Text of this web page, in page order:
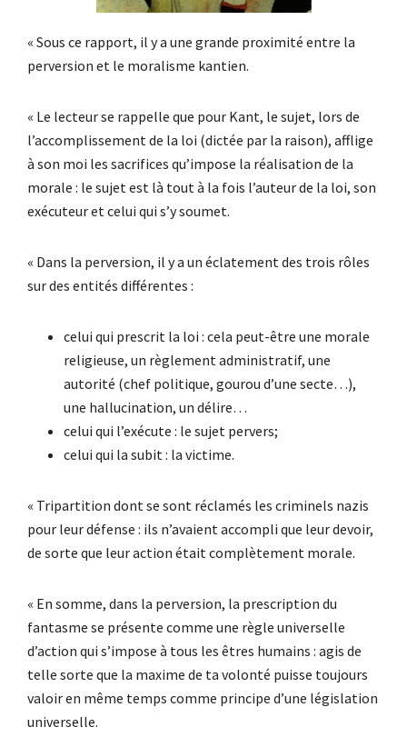
« Sous ce rapport, il y a une grande proximité entre la
perversion et le moralisme kantien.
« Le lecteur se rappelle que pour Kant, le sujet, lors de
l’accomplissement de la loi (dictée par la raison), afflige
à son moi les sacrifices qu’impose la réalisation de la
morale : le sujet est là tout à la fois l’auteur de la loi, son
exécuteur et celui qui s’y soumet.
« Dans la perversion, il y a un éclatement des trois rôles
sur des entités différentes :
celui qui prescrit la loi : cela peut-être une morale
religieuse, un règlement administratif, une
autorité (chef politique, gourou d’une secte…),
une hallucination, un délire…
celui qui l’exécute : le sujet pervers;
celui qui la subit : la victime.
« Tripartition dont se sont réclamés les criminels nazis
pour leur défense : ils n’avaient accompli que leur devoir,
de sorte que leur action était complètement morale.
« En somme, dans la perversion, la prescription du
fantasme se présente comme une règle universelle
d’action qui s’impose à tous les êtres humains : agis de
telle sorte que la maxime de ta volonté puisse toujours
valoir en même temps comme principe d’une législation
universelle.